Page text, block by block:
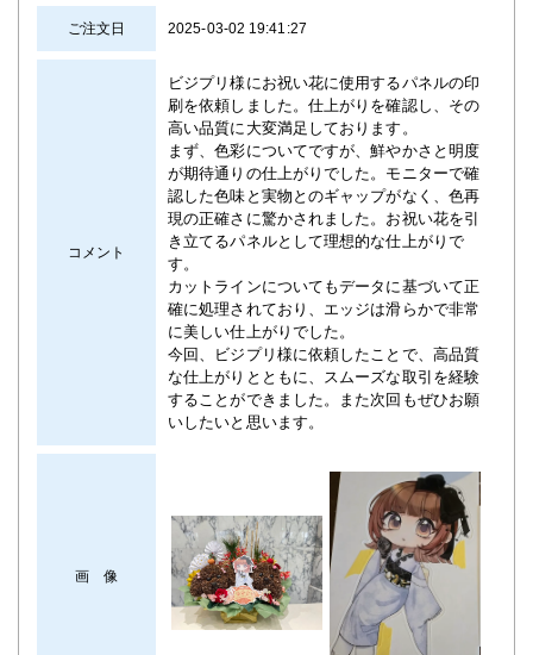
ご注文日 2025-03-02 19:41:27
コメント
ビジプリ様にお祝い花に使用するパネルの印
刷を依頼しました。仕上がりを確認し、その
高い品質に大変満足しております。
まず、色彩についてですが、鮮やかさと明度
が期待通りの仕上がりでした。モニターで確
認した色味と実物とのギャップがなく、色再
現の正確さに驚かされました。お祝い花を引
き立てるパネルとして理想的な仕上がりで
す。
カットラインについてもデータに基づいて正
確に処理されており、エッジは滑らかで非常
に美しい仕上がりでした。
今回、ビジプリ様に依頼したことで、高品質
な仕上がりとともに、スムーズな取引を経験
することができました。また次回もぜひお願
いしたいと思います。
画 像